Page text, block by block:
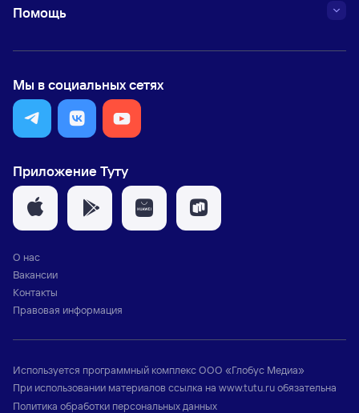
Помощь
Мы в социальных сетях
Приложение Туту
О нас
Вакансии
Контакты
Правовая информация
Используется программный комплексООО «Глобус Медиа»
При использовании материалов ссылка на www.tutu.ruобязательна
Политика обработки персональных данных